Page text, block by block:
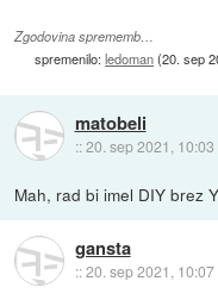
Zgodovina sprememb…
spremenilo:ledoman(20. sep
matobeli
::20. sep 2021, 10:03
Mah, rad bi imel DIY brez
gansta
::20. sep 2021, 10:07